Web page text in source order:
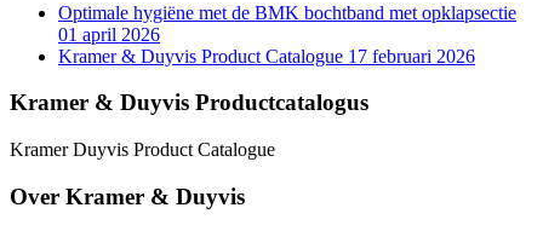
Optimale hygiëne met de BMK bochtband met opklapsectie
01 april 2026
Kramer & Duyvis Product Catalogue 17 februari 2026
Kramer & Duyvis Productcatalogus
Kramer Duyvis Product Catalogue
Over Kramer & Duyvis